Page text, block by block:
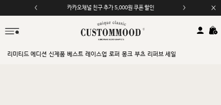
카카오채널 친구 추가 5,000원 쿠폰 할인
리미티드 에디션 신제품 베스트 레이스업 로퍼 몽크 부츠 리퍼브 세일